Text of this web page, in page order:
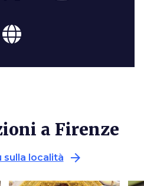
a Firenze
sulla località arrow_forward